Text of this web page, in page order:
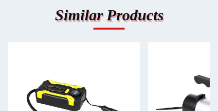
Similar Products